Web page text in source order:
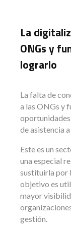
La
ONGs y
lograrlo
La falta de
a las ONGs y
de asistencia
Este es un
una especial
sustituirla por
objetivo es
mayor
gestión.